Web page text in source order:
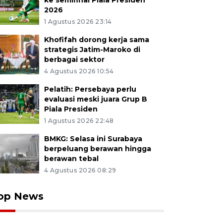
2026
1 Agustus 2026 23:14
Khofifah dorong kerja sama
strategis Jatim-Maroko di
berbagai sektor
4 Agustus 2026 10:54
Pelatih: Persebaya perlu
evaluasi meski juara Grup B
Piala Presiden
1 Agustus 2026 22:48
BMKG: Selasa ini Surabaya
berpeluang berawan hingga
berawan tebal
4 Agustus 2026 08:29
News